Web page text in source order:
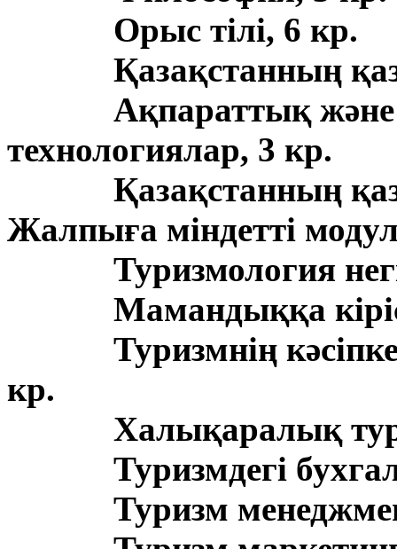
Орыс тілі, 6 кр.
Қазақстанның
Ақпараттық
технологиялар, 3 кр.
Қазақстанның
Жалпыға міндетті
Туризмология
Мамандыққа
Туризмнің
кр.
Халықаралық
Туризмдегі
Туризм